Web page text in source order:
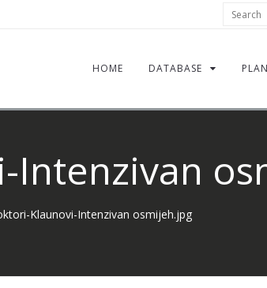
HOME DATABASE
Intenzivan
Klaunovi-Intenzivan osmijeh.jpg